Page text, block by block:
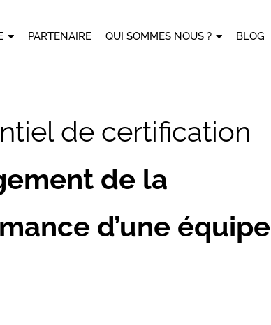
PARTENAIRE QUI SOMMES NOUS ? BLOG
de certification
de la
d’une équipe